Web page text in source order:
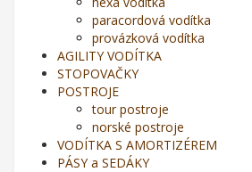
paracordová vodítka
provázková vodítka
AGILITY VODÍTKA
STOPOVAČKY
POSTROJE
tour postroje
norské postroje
VODÍTKA S AMORTIZÉREM
PÁSY a SEDÁKY